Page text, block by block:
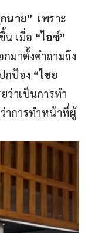
นาย” เพราะ
น เมื่อ “ไอซ์”
มาตั้งคำถามถึง
กป้อง “ไชย
ว่าเป็นการทำ
าการทำหน้าที่ผู้